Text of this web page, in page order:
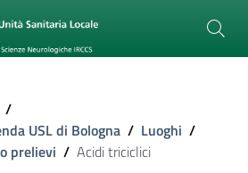
/
USL di Bologna / Luoghi /
prelievi / Acidi triciclici